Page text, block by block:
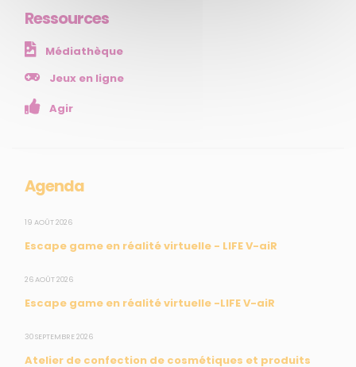
Ressources
Médiathèque
Jeux en ligne
Agir
Agenda
19 AOÛT 2026
Escape game en réalité virtuelle - LIFE V-aiR
26 AOÛT 2026
Escape game en réalité virtuelle -LIFE V-aiR
30 SEPTEMBRE 2026
Atelier de confection de cosmétiques et produits
NOS SERVICES
Presse
Collectivités
Mesures réglementaires
SUIVEZ-NOUS
CONTACT